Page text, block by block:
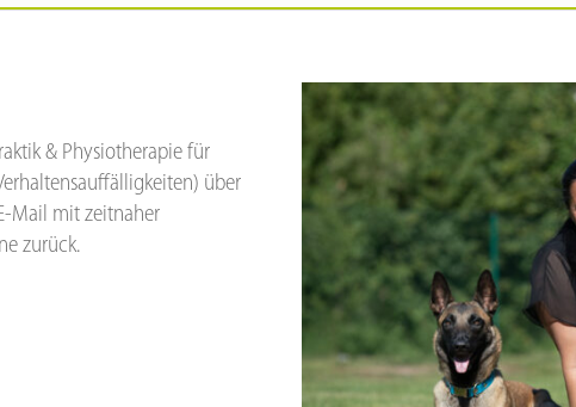
& Physiotherapie für
über
Mail mit zeitnaher
zurück.